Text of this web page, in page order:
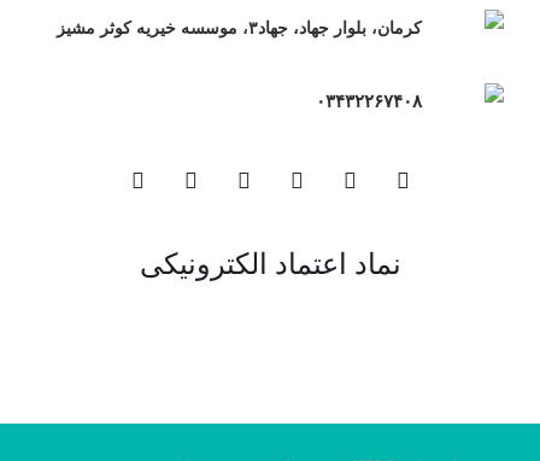
کرمان، بلوار جهاد، جهاد۳، موسسه خیریه کوثر مشیز
۰۳۴۳۲۲۶۷۴۰۸
نماد اعتماد الکترونیکی